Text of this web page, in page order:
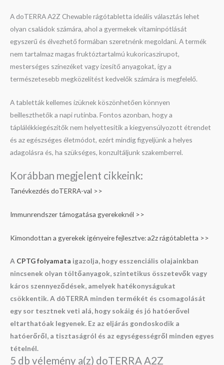
A doTERRA A2Z Chewable rágótabletta ideális választás lehet
olyan családok számára, ahol a gyermekek vitaminpótlását
egyszerű és élvezhető formában szeretnénk megoldani. A termék
nem tartalmaz magas fruktóztartalmú kukoricaszirupot,
mesterséges színezéket vagy ízesítő anyagokat, így a
természetesebb megközelítést kedvelők számára is megfelelő.
A tabletták kellemes ízüknek köszönhetően könnyen
beilleszthetők a napi rutinba. Fontos azonban, hogy a
táplálékkiegészítők nem helyettesítik a kiegyensúlyozott étrendet
és az egészséges életmódot, ezért mindig figyeljünk a helyes
adagolásra és, ha szükséges, konzultáljunk szakemberrel.
Korábban megjelent cikkeink:
Tanévkezdés doTERRA-val >>
Immunrendszer támogatása gyerekeknél >>
Kimondottan a gyerekek igényeire fejlesztve: a2z rágótabletta >>
A CPTG folyamata igazolja, hogy esszenciális olajainkban
nincsenek olyan töltőanyagok, szintetikus összetevők vagy
káros szennyeződések, amelyek hatékonyságukat
csökkentik. A dōTERRA minden termékét és csomagolását
egy sor tesztnek veti alá, hogy sokáig és jó hatóerővel
eltarthatóak legyenek. Ez az eljárás gondoskodik a
hatóerőről, a tisztaságról és az egységességről minden egyes
tételnél.
5 db vélemény a(z) doTERRA A2Z